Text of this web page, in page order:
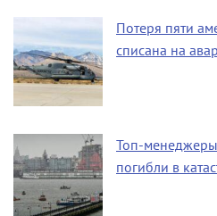
Потеря пяти
списана на
Топ-
погибли в